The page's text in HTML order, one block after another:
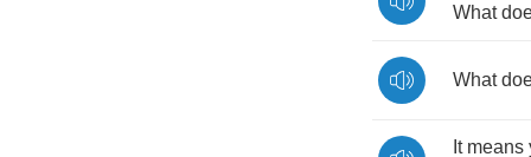
What
What
It means